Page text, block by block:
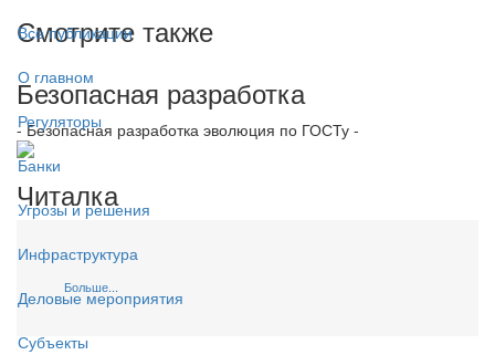
Все публикации
О главном
Регуляторы
Банки
Угрозы и решения
Инфраструктура
Деловые мероприятия
Субъекты
Смотрите также
Безопасная разработка
- Безопасная разработка эволюция по ГОСТу -
Читалка
Больше...